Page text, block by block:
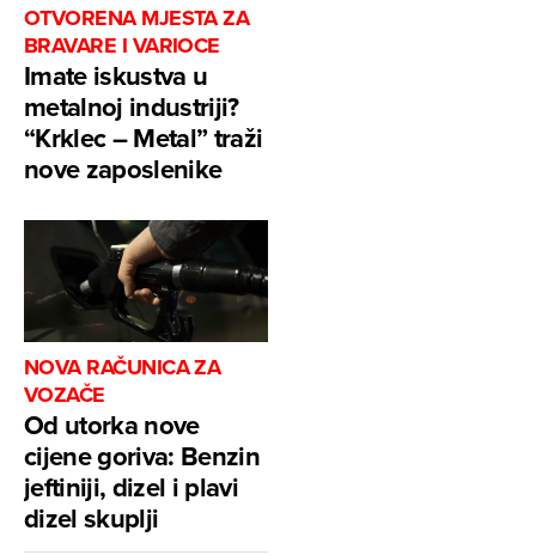
OTVORENA MJESTA ZA
BRAVARE I VARIOCE
Imate iskustva u
metalnoj industriji?
“Krklec – Metal” traži
nove zaposlenike
NOVA RAČUNICA ZA
VOZAČE
Od utorka nove
cijene goriva: Benzin
jeftiniji, dizel i plavi
dizel skuplji